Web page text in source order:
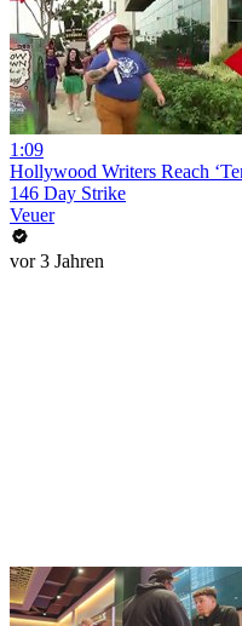
1:09
Hollywood Writers Reach
146 Day Strike
Veuer
vor 3 Jahren